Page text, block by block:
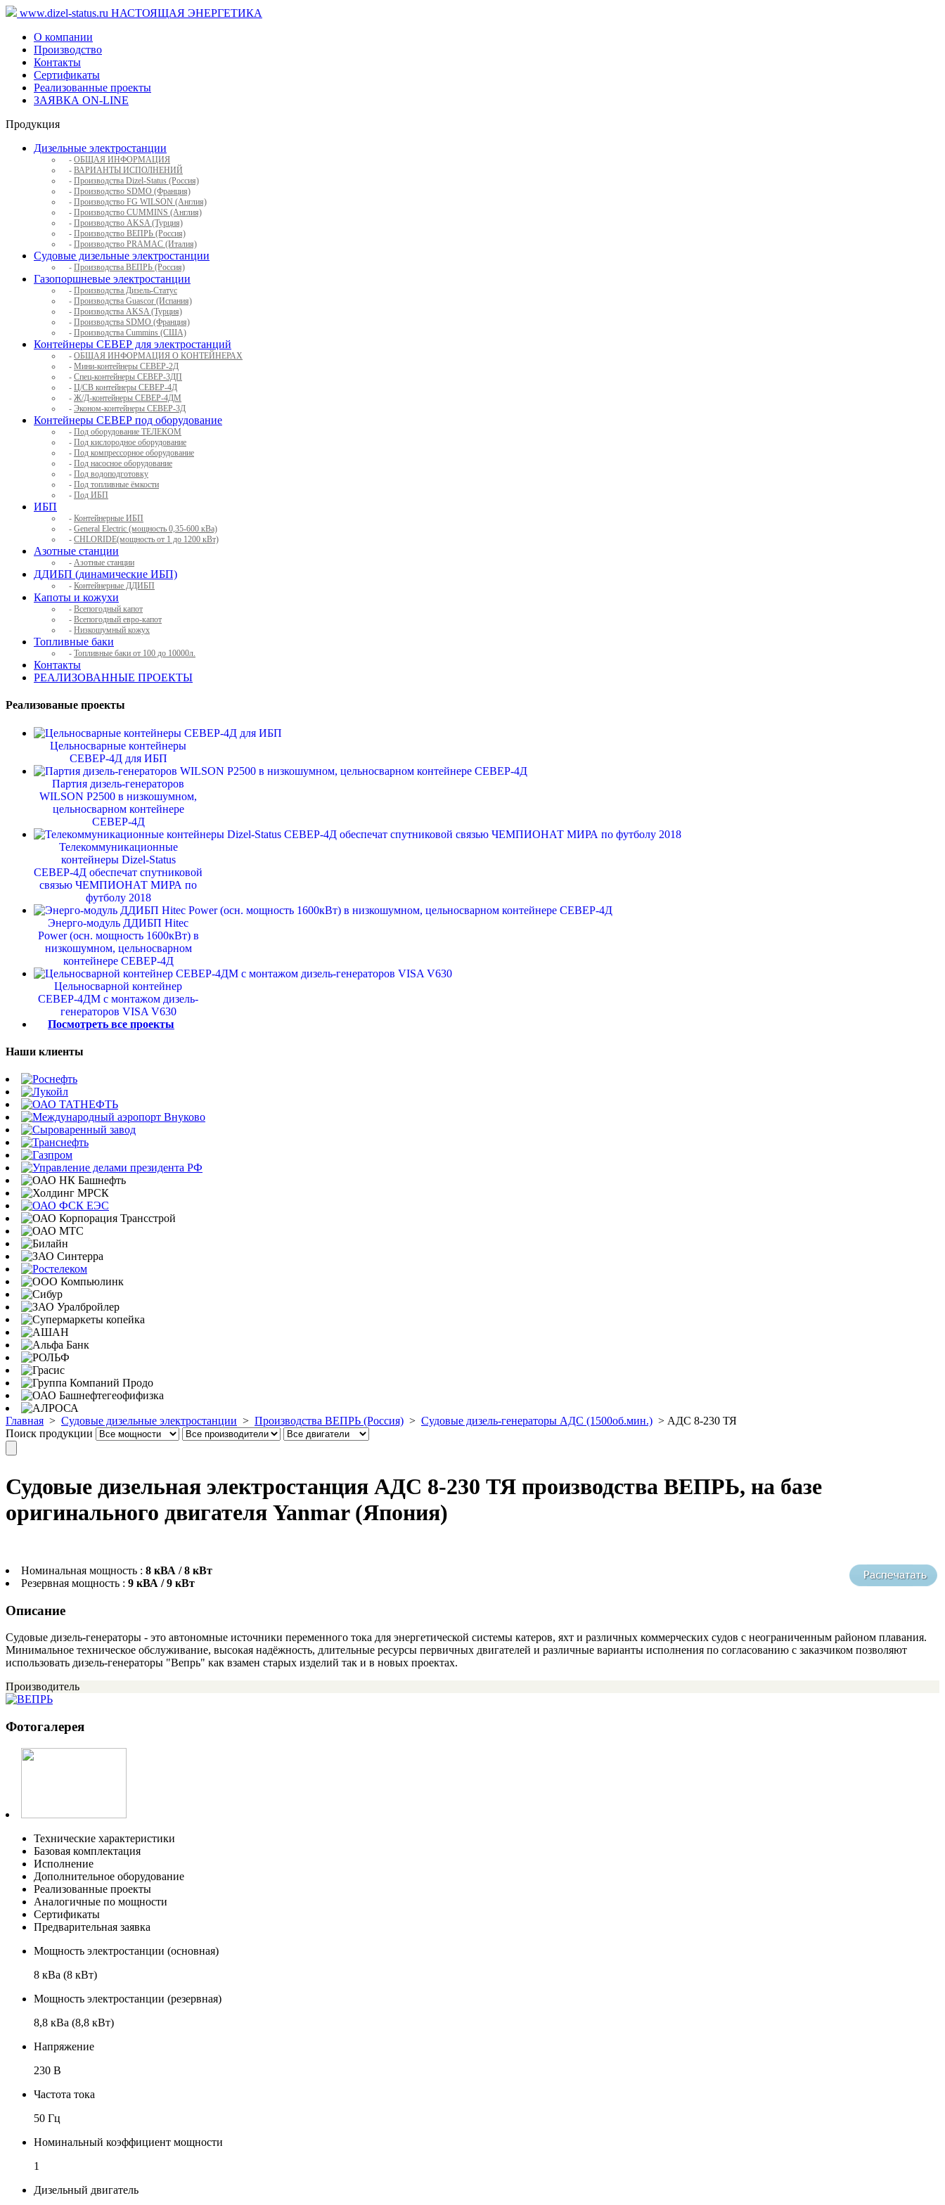
www.dizel-status.ru НАСТОЯЩАЯ ЭНЕРГЕТИКА
О компании
Производство
Контакты
Сертификаты
Реализованные проекты
ЗАЯВКА ON-LINE
Продукция
Дизельные электростанции
- ОБЩАЯ ИНФОРМАЦИЯ
- ВАРИАНТЫ ИСПОЛНЕНИЙ
- Производства Dizel-Status (Россия)
- Производство SDMO (Франция)
- Производство FG WILSON (Англия)
- Производство CUMMINS (Англия)
- Производство AKSA (Турция)
- Производство ВЕПРЬ (Россия)
- Производство PRAMAC (Италия)
Судовые дизельные электростанции
- Производства ВЕПРЬ (Россия)
Газопоршневые электростанции
- Производства Дизель-Статус
- Производства Guascor (Испания)
- Производства AKSA (Турция)
- Производства SDMO (Франция)
- Производства Cummins (США)
Контейнеры СЕВЕР для электростанций
- ОБЩАЯ ИНФОРМАЦИЯ О КОНТЕЙНЕРАХ
- Мини-контейнеры СЕВЕР-2Д
- Спец-контейнеры СЕВЕР-3ДП
- Ц/СВ контейнеры СЕВЕР-4Д
- Ж/Д-контейнеры СЕВЕР-4ДМ
- Эконом-контейнеры СЕВЕР-3Д
Контейнеры СЕВЕР под оборудование
- Под оборудование ТЕЛЕКОМ
- Под кислородное оборудование
- Под компрессорное оборудование
- Под насосное оборудование
- Под водоподготовку
- Под топливные ёмкости
- Под ИБП
ИБП
- Контейнерные ИБП
- General Electric (мощность 0,35-600 кВа)
- CHLORIDE(мощность от 1 до 1200 кВт)
Азотные станции
- Азотные станции
ДДИБП (динамические ИБП)
- Контейнерные ДДИБП
Капоты и кожухи
- Всепогодный капот
- Всепогодный евро-капот
- Низкошумный кожух
Топливные баки
- Топливные баки от 100 до 10000л.
Контакты
РЕАЛИЗОВАННЫЕ ПРОЕКТЫ
Реализованые проекты
Цельносварные контейнеры
СЕВЕР-4Д для ИБП
Партия дизель-генераторов
WILSON P2500 в низкошумном,
цельносварном контейнере
СЕВЕР-4Д
Телекоммуникационные
контейнеры Dizel-Status
СЕВЕР-4Д обеспечат спутниковой
связью ЧЕМПИОНАТ МИРА по
футболу 2018
Энерго-модуль ДДИБП Hitec
Power (осн. мощность 1600кВт) в
низкошумном, цельносварном
контейнере СЕВЕР-4Д
Цельносварной контейнер
СЕВЕР-4ДМ с монтажом дизель-
генераторов VISA V630
Посмотреть все проекты
Наши клиенты
Главная > Судовые дизельные электростанции > Производства ВЕПРЬ (Россия) > Судовые дизель-генераторы АДС (1500об.мин.) > АДС 8-230 ТЯ
Поиск продукции
Судовые дизельная электростанция АДС 8-230 ТЯ производства ВЕПРЬ, на базе
оригинального двигателя Yanmar (Япония)
Номинальная мощность : 8 кВА / 8 кВт
Резервная мощность : 9 кВА / 9 кВт
Описание
Судовые дизель-генераторы - это автономные источники переменного тока для энергетической системы катеров, яхт и различных коммерческих судов с неограниченным районом плавания.
Минимальное техническое обслуживание, высокая надёжность, длительные ресурсы первичных двигателей и различные варианты исполнения по согласованию с заказчиком позволяют
использовать дизель-генераторы "Вепрь" как взамен старых изделий так и в новых проектах.
Производитель
Фотогалерея
Технические характеристики
Базовая комплектация
Исполнение
Дополнительное оборудование
Реализованные проекты
Аналогичные по мощности
Сертификаты
Предварительная заявка
Мощность электростанции (основная)
8 кВа (8 кВт)
Мощность электростанции (резервная)
8,8 кВа (8,8 кВт)
Напряжение
230 В
Частота тока
50 Гц
Номинальный коэффициент мощности
1
Дизельный двигатель